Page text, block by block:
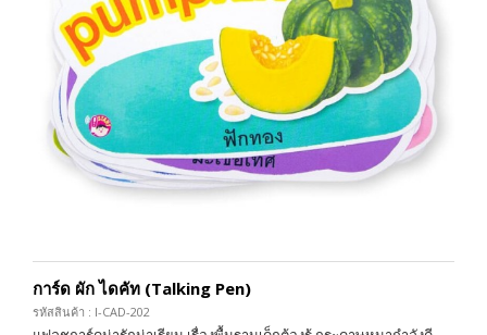
การ์ด ผัก ไดคัท (Talking Pen)
รหัสสินค้า : I-CAD-202